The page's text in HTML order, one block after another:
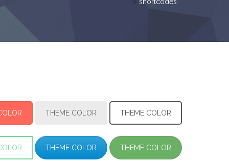
THEME COLOR THEME COLOR
THEME COLOR THEME COLOR